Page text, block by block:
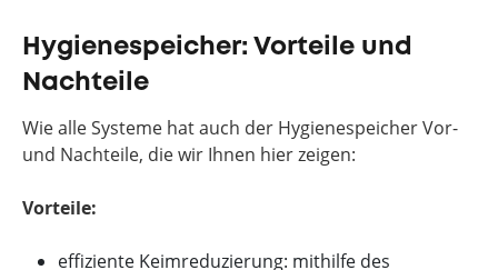
Hygienespeicher: Vorteile und
Nachteile
Wie alle Systeme hat auch der Hygienespeicher Vor-
und Nachteile, die wir Ihnen hier zeigen:
Vorteile:
effiziente Keimreduzierung: mithilfe des